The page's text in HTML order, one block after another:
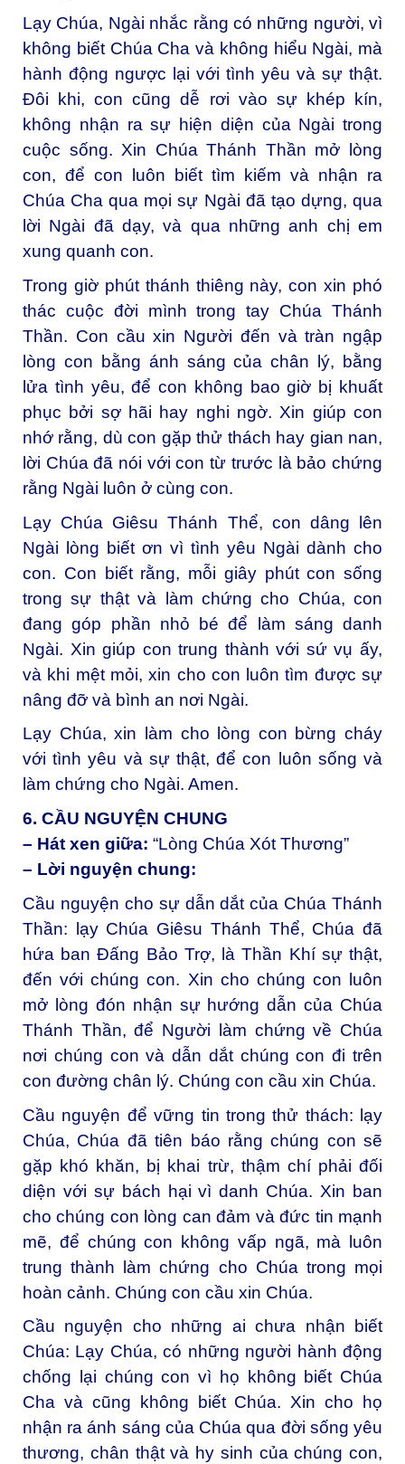
Lạy Chúa, Ngài nhắc rằng có những người, vì
không biết Chúa Cha và không hiểu Ngài, mà
hành động ngược lại với tình yêu và sự thật.
Đôi khi, con cũng dễ rơi vào sự khép kín,
không nhận ra sự hiện diện của Ngài trong
cuộc sống. Xin Chúa Thánh Thần mở lòng
con, để con luôn biết tìm kiếm và nhận ra
Chúa Cha qua mọi sự Ngài đã tạo dựng, qua
lời Ngài đã dạy, và qua những anh chị em
xung quanh con.
Trong giờ phút thánh thiêng này, con xin phó
thác cuộc đời mình trong tay Chúa Thánh
Thần. Con cầu xin Người đến và tràn ngập
lòng con bằng ánh sáng của chân lý, bằng
lửa tình yêu, để con không bao giờ bị khuất
phục bởi sợ hãi hay nghi ngờ. Xin giúp con
nhớ rằng, dù con gặp thử thách hay gian nan,
lời Chúa đã nói với con từ trước là bảo chứng
rằng Ngài luôn ở cùng con.
Lạy Chúa Giêsu Thánh Thể, con dâng lên
Ngài lòng biết ơn vì tình yêu Ngài dành cho
con. Con biết rằng, mỗi giây phút con sống
trong sự thật và làm chứng cho Chúa, con
đang góp phần nhỏ bé để làm sáng danh
Ngài. Xin giúp con trung thành với sứ vụ ấy,
và khi mệt mỏi, xin cho con luôn tìm được sự
nâng đỡ và bình an nơi Ngài.
Lạy Chúa, xin làm cho lòng con bừng cháy
với tình yêu và sự thật, để con luôn sống và
làm chứng cho Ngài. Amen.
6. CẦU NGUYỆN CHUNG
– Hát xen giữa: “Lòng Chúa Xót Thương”
– Lời nguyện chung:
Cầu nguyện cho sự dẫn dắt của Chúa Thánh
Thần: l ạy Chúa Giêsu Thánh Thể, Chúa đã
hứa ban Đấng Bảo Trợ, là Thần Khí sự thật,
đến với chúng con. Xin cho chúng con luôn
mở lòng đón nhận sự hướng dẫn của Chúa
Thánh Thần, để Người làm chứng về Chúa
nơi chúng con và dẫn dắt chúng con đi trên
con đường chân lý. Chúng con cầu xin Chúa.
Cầu nguyện để vững tin trong thử thách: lạy
Chúa, Chúa đã tiên báo rằng chúng con sẽ
gặp khó khăn, bị khai trừ, thậm chí phải đối
diện với sự bách hại vì danh Chúa. Xin ban
cho chúng con lòng can đảm và đức tin mạnh
mẽ, để chúng con không vấp ngã, mà luôn
trung thành làm chứng cho Chúa trong mọi
hoàn cảnh. Chúng con cầu xin Chúa.
Cầu nguyện cho những ai chưa nhận biết
Chúa: Lạy Chúa, có những người hành động
chống lại chúng con vì họ không biết Chúa
Cha và cũng không biết Chúa. Xin cho họ
nhận ra ánh sáng của Chúa qua đời sống yêu
thương, chân thật và hy sinh của chúng con,